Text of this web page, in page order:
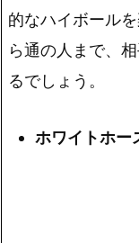
的なハイボールを
ら通の人まで、
るでしょう。
ホワイトホー